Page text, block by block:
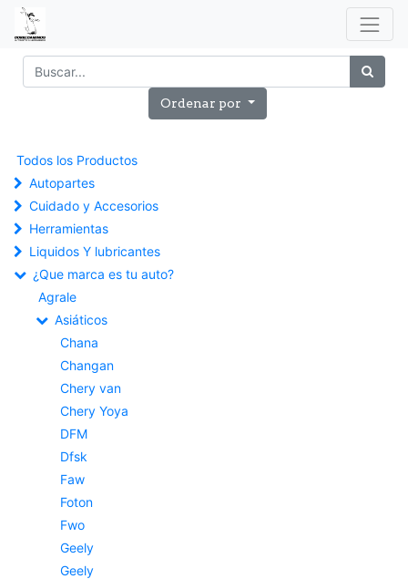
Ordenar por
Todos los Productos
Autopartes
Cuidado y Accesorios
Herramientas
Liquidos Y lubricantes
¿Que marca es tu auto?
Agrale
Asiáticos
Chana
Changan
Chery van
Chery Yoya
DFM
Dfsk
Faw
Foton
Fwo
Geely
Geely